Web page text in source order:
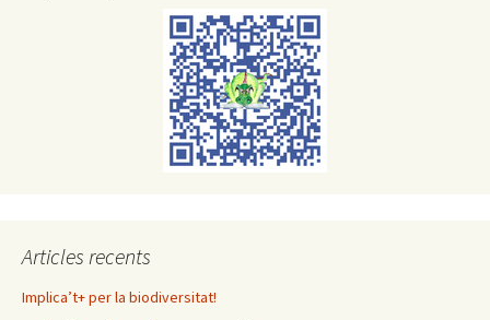
Articles recents
Implica’t+ per la biodiversitat!